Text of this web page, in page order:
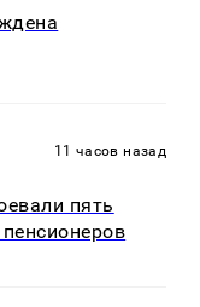
11 часов назад
пять